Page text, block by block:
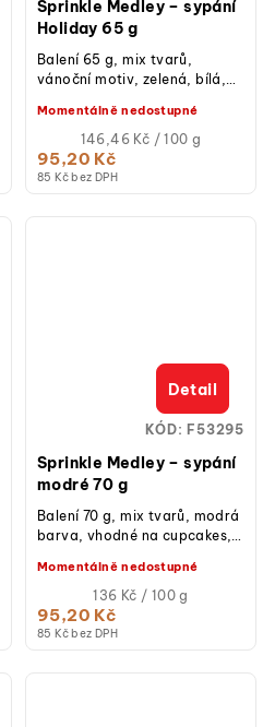
Sprinkle Medley – sypání
Holiday 65 g
85 Kč bez DPH
95,20 Kč
Měrná
cena:
146,46 Kč / 100 g
Momentálně nedostupné
Balení 65 g, mix tvarů,
vánoční motiv, zelená, bílá,
cupcakes, dorty, donuty,
cake pops,...
Sprinkle Medley – sypání
modré 70 g
85 Kč bez DPH
95,20 Kč
Měrná
cena:
136 Kč / 100 g
Momentálně nedostupné
Detail
Balení 70 g, mix tvarů, modrá
barva, vhodné na cupcakes,
sušenky či zmrzlinové poháry.
KÓD: F53295